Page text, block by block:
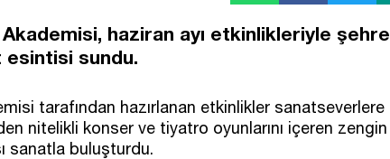
haziran ayı etkinlikleriyle şehre
sundu.
tarafından hazırlanan etkinlikler sanatseverlere
nitelikli konser ve tiyatro oyunlarını içeren zengin
sanatla buluşturdu.